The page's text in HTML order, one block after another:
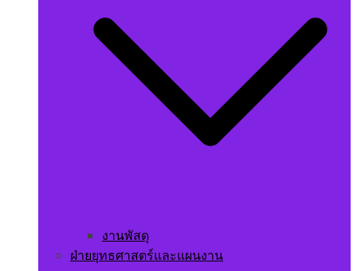
งานพัสดุ
ฝ่ายยุทธศาสตร์และแผนงาน